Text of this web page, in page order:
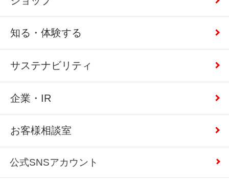
知る・体験する
サステナビリティ
企業・IR
お客様相談室
公式SNSアカウント